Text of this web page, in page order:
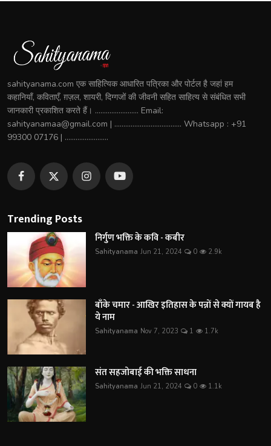
sahityanama.com एक साहित्यिक आधारित पत्रिका और पोर्टल है जहां हम
कहानियाँ, कविताएँ, ग़ज़ल, शायरी, दिग्गजों की जीवनी सहित साहित्य से संबंधित सभी
जानकारी प्रकाशित करते हैं। ........................ Email:
sahityanamaa@gmail.com | ..................................... Whatsapp : +91
99300 07176 | ........................
Trending Posts
निर्गुण भक्ति के कवि - कबीर
Sahityanama Jun 21, 2024 0 2.9k
बाँके चमार - आखिर इतिहास के पन्नों से क्यों गायब है
ये नाम
Sahityanama Nov 7, 2023 1 1.7k
संत सहजोबाई की भक्ति साधना
Sahityanama Jun 21, 2024 0 1.1k